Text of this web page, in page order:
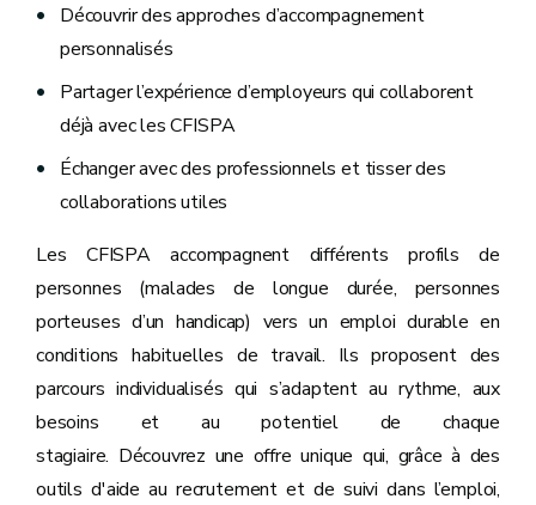
Découvrir des approches d’accompagnement
personnalisés
Partager l’expérience d’employeurs qui collaborent
déjà avec les CFISPA
Échanger avec des professionnels et tisser des
collaborations utiles
Les CFISPA accompagnent différents profils de
personnes (malades de longue durée, personnes
porteuses d’un handicap) vers un emploi durable en
conditions habituelles de travail. Ils proposent des
parcours individualisés qui s’adaptent au rythme, aux
besoins et au potentiel de chaque
stagiaire. Découvrez une offre unique qui, grâce à des
outils d'aide au recrutement et de suivi dans l’emploi,